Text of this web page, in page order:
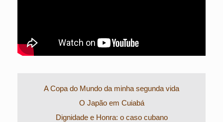
A Copa do Mundo da minha segunda vida
O Japão em Cuiabá
Dignidade e Honra: o caso cubano